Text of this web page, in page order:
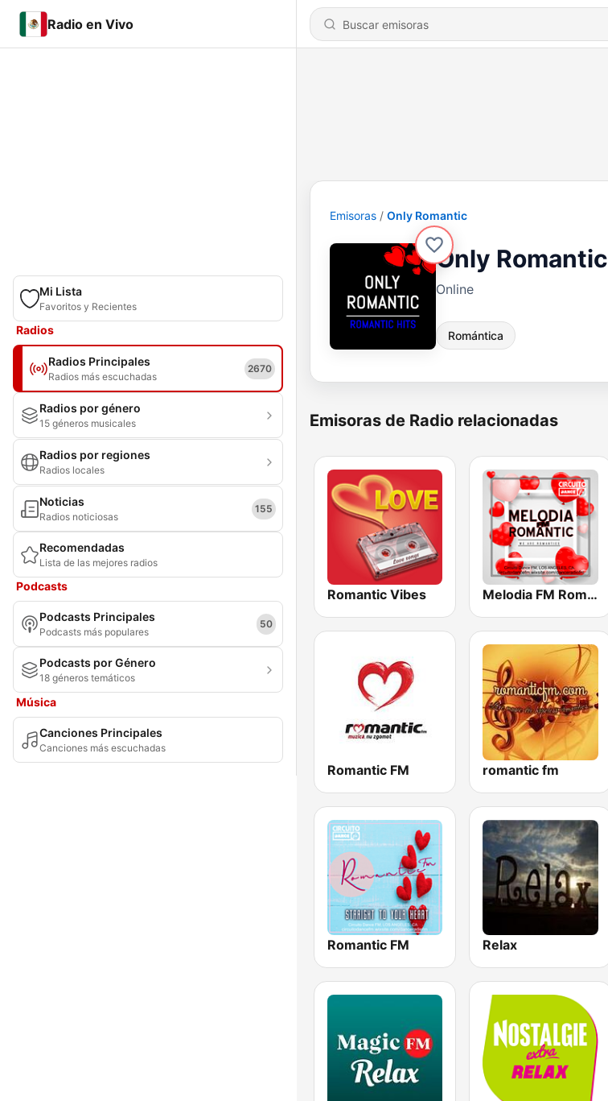
Radio en Vivo
Mi Lista
Favoritos y Recientes
Radios
Radios Principales
Radios más escuchadas
2670
Radios por género
15 géneros musicales
Radios por regiones
Radios locales
Noticias
Radios noticiosas
155
Recomendadas
Lista de las mejores radios
Podcasts
Podcasts Principales
Podcasts más populares
50
Podcasts por Género
18 géneros temáticos
Música
Canciones Principales
Canciones más escuchadas
Emisoras Only Romantic
Only Romantic
Online
Romántica
Emisoras de Radio relacionadas
Romantic Vibes Melodia FM Romantic
Romantic FM romantic fm
Romantic FM Relax